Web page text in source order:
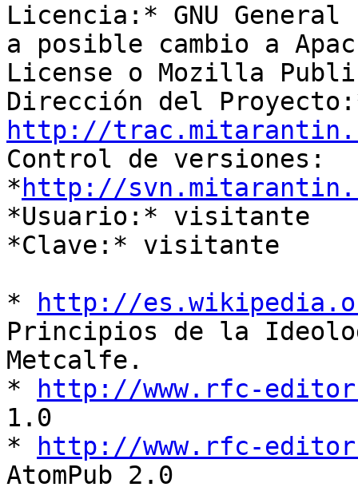
Licencia:* GNU
a posible cambio a
License o Mozilla
http://
Control de versiones:
* http://
*Usuario:* visitante
*Clave:* visitante
*
http://
Principios de la
Metcalfe.
*
http://www.rfc-
1.0
*
http://www.rfc-
AtomPub 2.0